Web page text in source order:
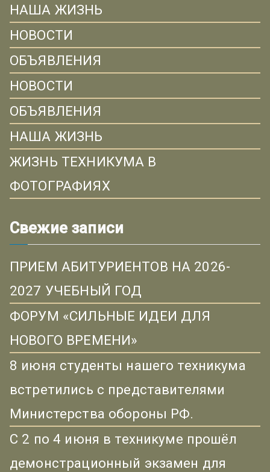
НАША ЖИЗНЬ
НОВОСТИ
ОБЪЯВЛЕНИЯ
НОВОСТИ
ОБЪЯВЛЕНИЯ
НАША ЖИЗНЬ
ЖИЗНЬ ТЕХНИКУМА В
ФОТОГРАФИЯХ
Свежие записи
ПРИЕМ АБИТУРИЕНТОВ НА 2026-
2027 УЧЕБНЫЙ ГОД
ФОРУМ «СИЛЬНЫЕ ИДЕИ ДЛЯ
НОВОГО ВРЕМЕНИ»
8 июня студенты нашего техникума
встретились с представителями
Министерства обороны РФ.
С 2 по 4 июня в техникуме прошёл
демонстрационный экзамен для